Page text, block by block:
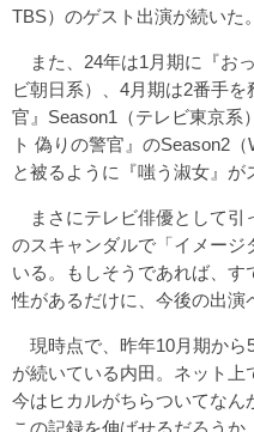
TBS）のゲスト出演が続いた。
また、24年は1月期に『お
ビ朝日系）、4月期は2番手
官』Season1（テレビ東京系
ト 偽りの警官』のSeason2
と被るように『嗤う淑女』が
まさにテレビ俳優として引
のスキャンダルで「イメージ
いる。もしそうであれば、
性があるだけに、今後の出演
現時点で、昨年10月期から
が続いている内田。ネット上
今はヒカルがちらついてな
この記録を伸ばせるだろうか。